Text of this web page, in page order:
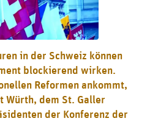
in der Schweiz können
blockierend wirken.
Reformen ankommt,
Würth, dem St. Galler
der Konferenz der